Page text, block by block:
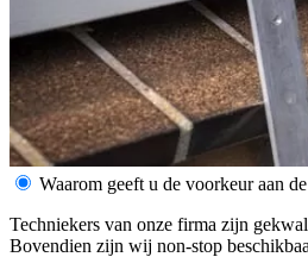
Waarom geeft u de voorkeur aan
Techniekers van onze firma zijn
Bovendien zijn wij non-stop